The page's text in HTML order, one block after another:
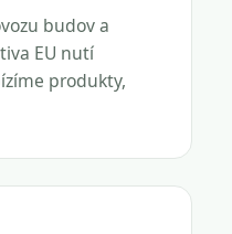
budov a
EU nutí
produkty,